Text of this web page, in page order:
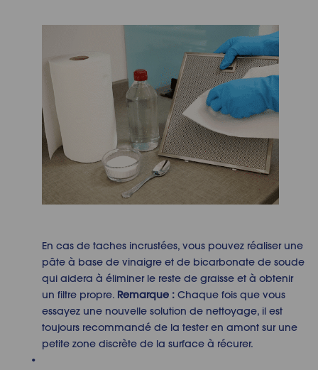
En cas de taches incrustées, vous pouvez réaliser une
pâte à base de vinaigre et de bicarbonate de soude
qui aidera à éliminer le reste de graisse et à obtenir
un filtre propre. Remarque : Chaque fois que vous
essayez une nouvelle solution de nettoyage, il est
toujours recommandé de la tester en amont sur une
petite zone discrète de la surface à récurer.